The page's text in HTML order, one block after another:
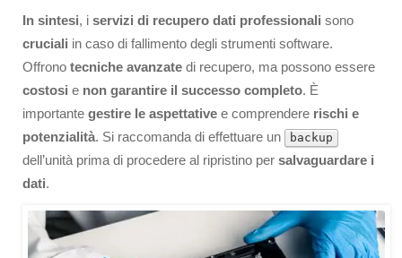
In sintesi, i servizi di recupero dati professionali sono
cruciali in caso di fallimento degli strumenti software.
Offrono tecniche avanzate di recupero, ma possono essere
costosi e non garantire il successo completo. È
importante gestire le aspettative e comprendere rischi e
potenzialità. Si raccomanda di effettuare un backup
dell’unità prima di procedere al ripristino per salvaguardare i
dati.